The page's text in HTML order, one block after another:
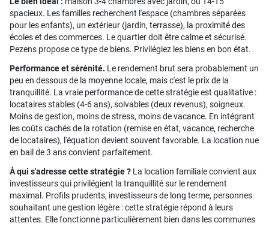
spacieux. Les familles recherchent l'espace (chambres séparées
pour les enfants), un extérieur (jardin, terrasse), la proximité des
écoles et des commerces. Le quartier doit être calme et sécurisé.
Pezens propose ce type de biens. Privilégiez les biens en bon état.
Performance et sérénité. Le rendement brut sera probablement un
peu en dessous de la moyenne locale, mais c'est le prix de la
tranquillité. La vraie performance de cette stratégie est qualitative :
locataires stables (4-6 ans), solvables (deux revenus), soigneux.
Moins de gestion, moins de stress, moins de vacance. En intégrant
les coûts cachés de la rotation (remise en état, vacance, recherche
de locataires), l'équation devient souvent favorable. La location nue
en bail de 3 ans convient parfaitement.
À qui s'adresse cette stratégie ? La location familiale convient aux
investisseurs qui privilégient la tranquillité sur le rendement
maximal. Profils prudents, investisseurs de long terme, personnes
souhaitant une gestion légère : cette stratégie répond à leurs
attentes. Elle fonctionne particulièrement bien dans les communes